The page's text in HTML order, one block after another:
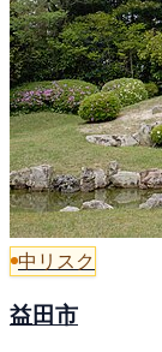
中リスク
益田市